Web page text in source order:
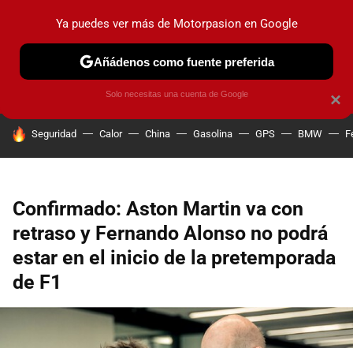
PRUEBAS COCHES ELÉCTRICOS OBSERVATORIO
HOY SE HABLA DE
Seguridad Calor China Gasolina GPS BMW
Confirmado: Aston Martin va con
retraso y Fernando Alonso no podrá
estar en el inicio de la pretemporada
de F1
×
Ya puedes ver más de Motorpasion en Google
Añádenos como fuente preferida
Solo necesitas una cuenta de Google